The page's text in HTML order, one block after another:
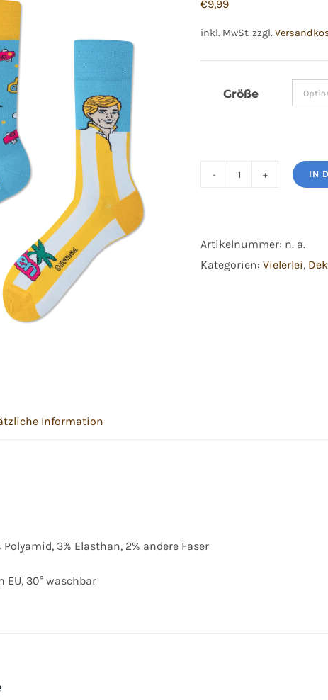
€9,99
inkl. MwSt. zzgl.
Größe
Ken
Menge
IN
Artikelnummer: n. a.
Kategorien: Vielerlei,
Information
Polyamid, 3% Elasthan, 2% andere Faser
30° waschbar